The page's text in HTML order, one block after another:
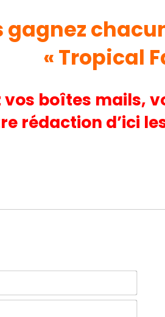
gagnez
« Tropical
vos boîtes mails,
rédaction d’ici
Nom*
Email*